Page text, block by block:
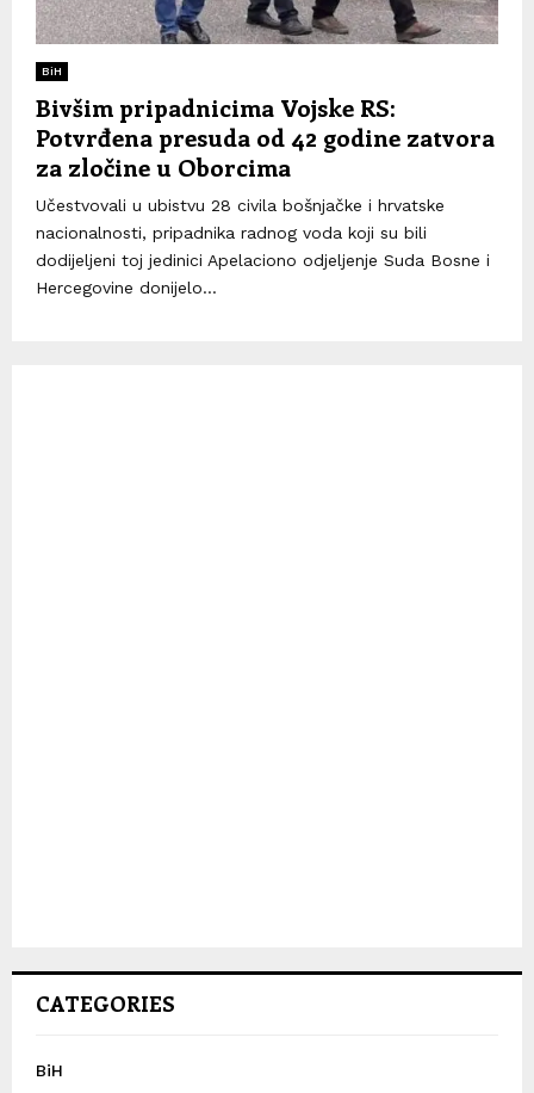
BiH
Bivšim pripadnicima Vojske RS:
Potvrđena presuda od 42 godine zatvora
za zločine u Oborcima
Učestvovali u ubistvu 28 civila bošnjačke i hrvatske
nacionalnosti, pripadnika radnog voda koji su bili
dodijeljeni toj jedinici Apelaciono odjeljenje Suda Bosne i
Hercegovine donijelo...
CATEGORIES
BiH